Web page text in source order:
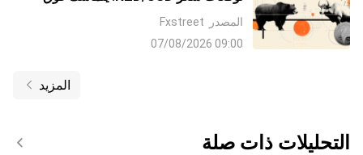
0.5860/قاع الأسبوع مع ترقب الثيران
لتقرير الوظائف غير الزراعية الأمريكي NFP
المصدر
Fxstreet
09:00 07/08/2026
المزيد
التحليلات ذات صلة